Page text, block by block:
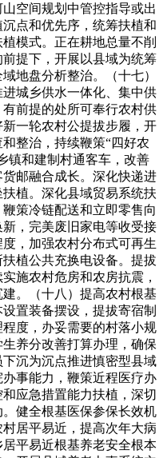
空间规划中管控指导或出
点和优先序，统筹扶植和
模式。正在耕地总量不削
提下，开展以县域为统筹
地盘分析整治。（十七）
城乡供水一体化、集中供
前提的处所可奉行农村供
一轮农村公提拔步履，开
整治，持续鞭策“四好农
镇和建制村通客车，改善
邮融合成长。深化快递进
植。深化县域贸易系统扶
策冷链配送和立即零售向
，完美废旧家电等收受接
，加强农村分布式可再生
植公共充换电设备。提拔
施农村危房和农房抗震，
。（十八）提高农村根基
置装备摆设，提拔寄宿制
度，办妥需要的村落小规
养分改善打算办理，确保
沉为沉点推进慎密型县域
事能力，鞭策近程医疗办
应急措置能力扶植，深切
健全根基医保参保长效机
居平易近，提高次年大病
平易近根基养老安全根本